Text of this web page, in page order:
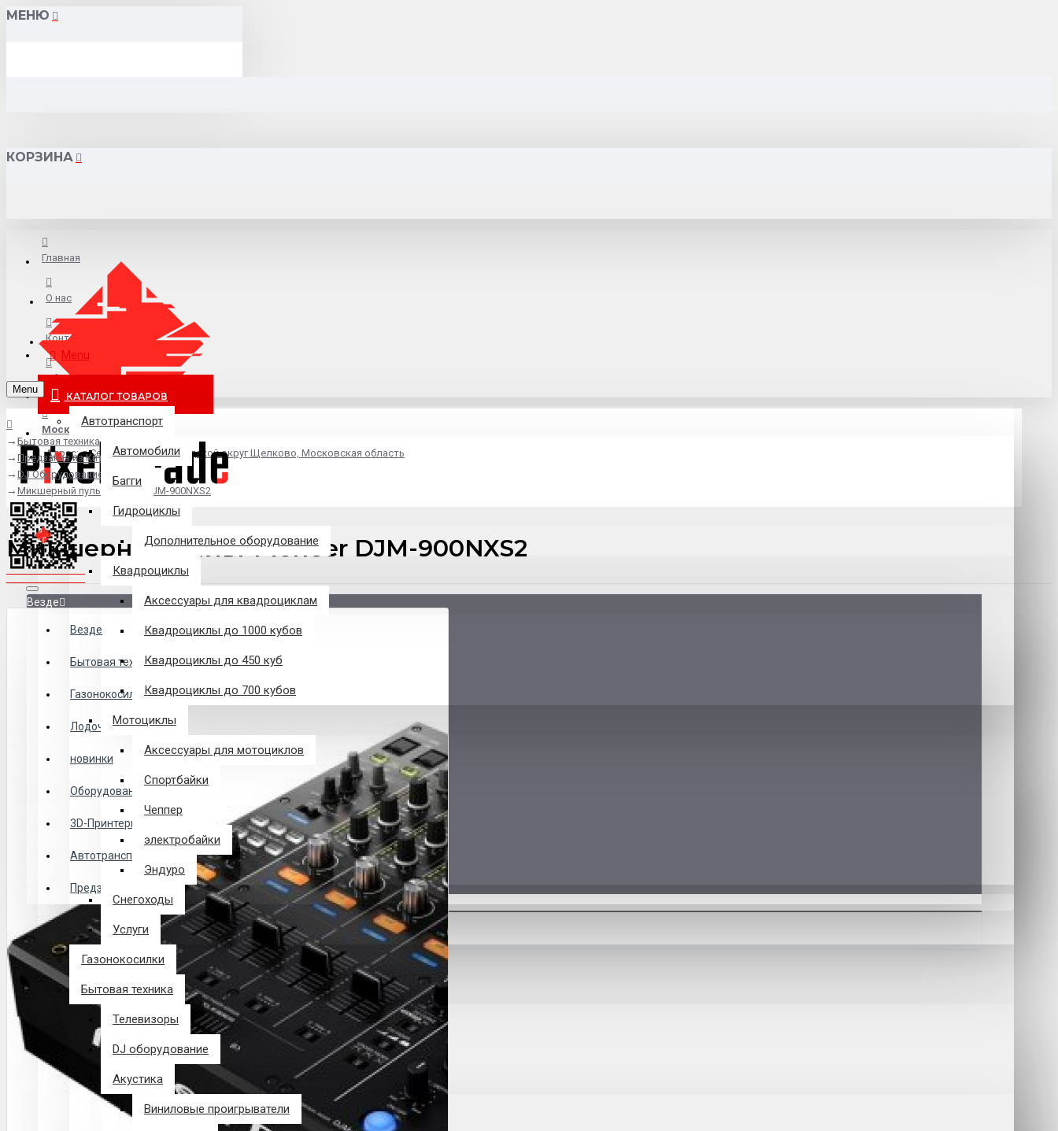
МЕНЮ
КОРЗИНА
Главная
О нас
Контакты
info@pixel-trade.ru
Москва
Адрес: д.Серково, вл1А, городской округ Щелково, Московская область
Везде
Везде
Бытовая техника
Газонокосилки
Лодочные Моторы
новинки
Оборудование
3D-Принтеры
Автотранспорт
Предзаказ из Китая
Филиалы
Закладки
0 товар(ов) - 0 р.
В корзине пусто!
Menu
КАТАЛОГ ТОВАРОВ
Автотранспорт
Автомобили
Багги
Гидроциклы
Дополнительное оборудование
Квадроциклы
Аксессуары для квадроциклам
Квадроциклы до 1000 кубов
Квадроциклы до 450 куб
Квадроциклы до 700 кубов
Мотоциклы
Аксессуары для мотоциклов
Спортбайки
Чеппер
электробайки
Эндуро
Снегоходы
Услуги
Газонокосилки
Бытовая техника
Телевизоры
DJ оборудование
Акустика
Виниловые проигрыватели
Menu
Бытовая техника
Предзаказ из Китая
DJ Оборудование
Микшерный пульт Pioneer DJM-900NXS2
Микшерный пульт Pioneer DJM-900NXS2